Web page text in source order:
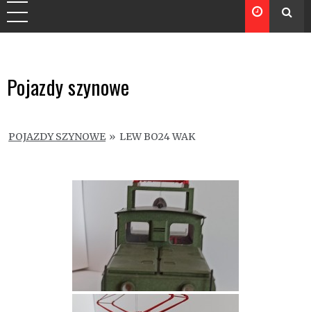
Pojazdy szynowe
POJAZDY SZYNOWE » LEW BO24 WAK